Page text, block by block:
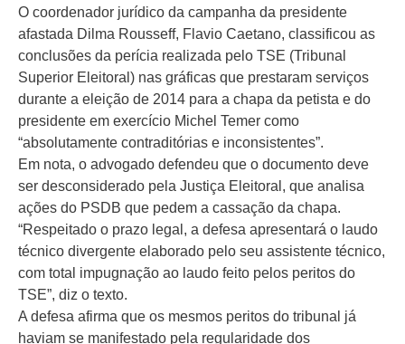
O coordenador jurídico da campanha da presidente
afastada Dilma Rousseff, Flavio Caetano, classificou as
conclusões da perícia realizada pelo TSE (Tribunal
Superior Eleitoral) nas gráficas que prestaram serviços
durante a eleição de 2014 para a chapa da petista e do
presidente em exercício Michel Temer como
“absolutamente contraditórias e inconsistentes”.
Em nota, o advogado defendeu que o documento deve
ser desconsiderado pela Justiça Eleitoral, que analisa
ações do PSDB que pedem a cassação da chapa.
“Respeitado o prazo legal, a defesa apresentará o laudo
técnico divergente elaborado pelo seu assistente técnico,
com total impugnação ao laudo feito pelos peritos do
TSE”, diz o texto.
A defesa afirma que os mesmos peritos do tribunal já
haviam se manifestado pela regularidade dos